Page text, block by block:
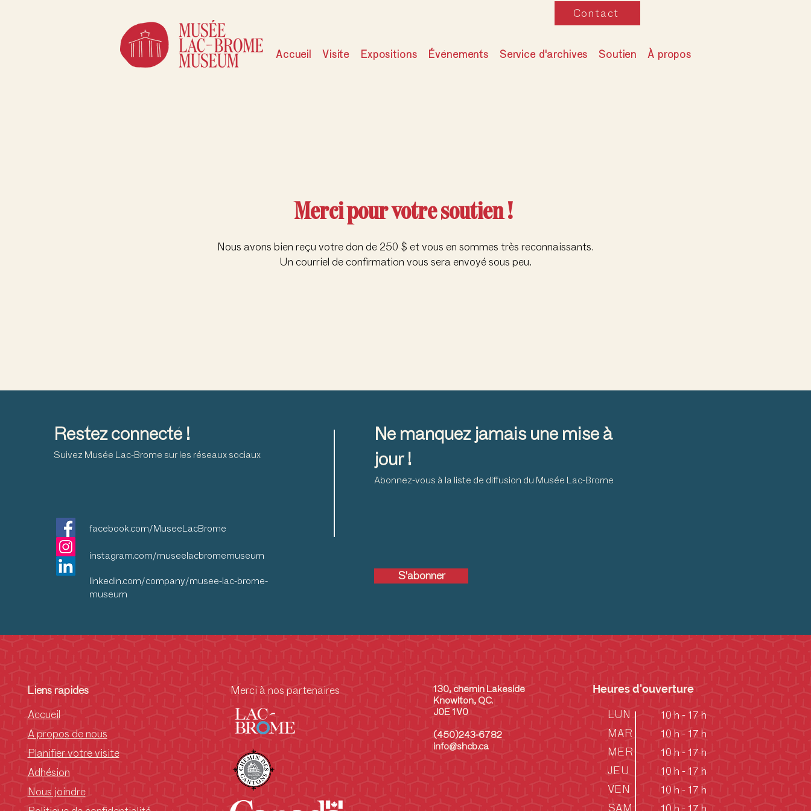
Accueil Visite Expositions Événements Service d'archives Soutien À propos
Contact
Merci pour votre soutien !
Nous avons bien reçu votre don de 250 $ et vous en sommes très reconnaissants.
Un courriel de confirmation vous sera envoyé sous peu.
S'abonner
Ne manquez jamais une mise à
jour !
Abonnez-vous à la liste de diffusion du Musée Lac-Brome
Restez connecté !
Suivez Musée Lac-Brome sur les réseaux sociaux
facebook.com/MuseeLacBrome
instagram.com/museelacbromemuseum
linkedin.com/company/musee-lac-brome-
museum
Liens rapides
Accueil
A propos de nous
Planifier votre visite
Adhésion
Nous joindre
Merci à nos partenaires
130, chemin Lakeside
Knowlton, QC.
J0E 1V0
(450)243-6782
info@shcb.ca
Heures d'ouverture
LUN
MAR
MER
JEU
VEN
SAM
10 h - 17 h
10 h - 17 h
10 h - 17 h
10 h - 17 h
10 h - 17 h